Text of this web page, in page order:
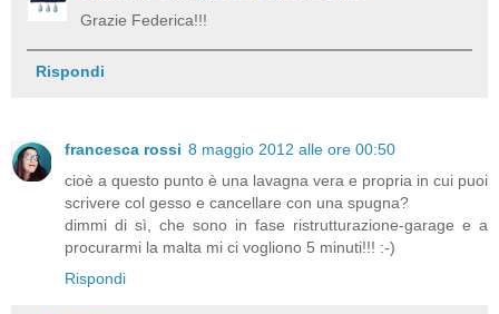
Grazie Federica!!!
Rispondi
francesca rossi 8 maggio 2012 alle ore 00:50
cioè a questo punto è una lavagna vera e propria in cui puoi
scrivere col gesso e cancellare con una spugna?
dimmi di sì, che sono in fase ristrutturazione-garage e a
procurarmi la malta mi ci vogliono 5 minuti!!! :-)
Rispondi